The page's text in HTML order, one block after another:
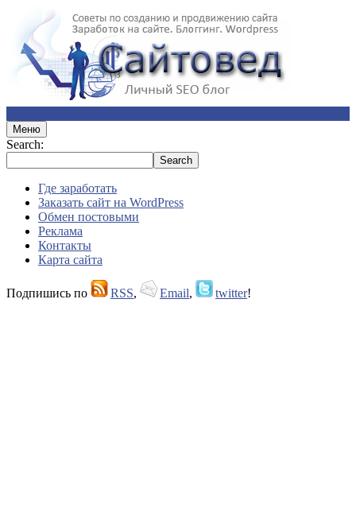
Меню
Search:
Где заработать
Заказать сайт на WordPress
Обмен постовыми
Реклама
Контакты
Карта сайта
Подпишись по RSS, Email, twitter!